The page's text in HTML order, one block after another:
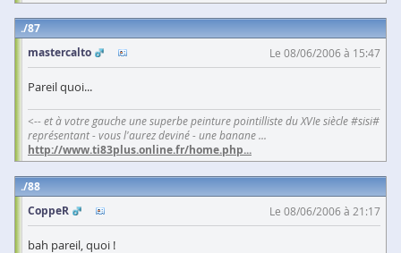
87
mastercalto
Le 08/06/2006 à 15:47
Pareil quoi...
<-- et à votre gauche une superbe peinture pointilliste du XVIe siècle #sisi#
représentant - vous l'aurez deviné - une banane ...
http://www.ti83plus.online.fr/home.php...
88
CoppeR
Le 08/06/2006 à 21:17
bah pareil, quoi !